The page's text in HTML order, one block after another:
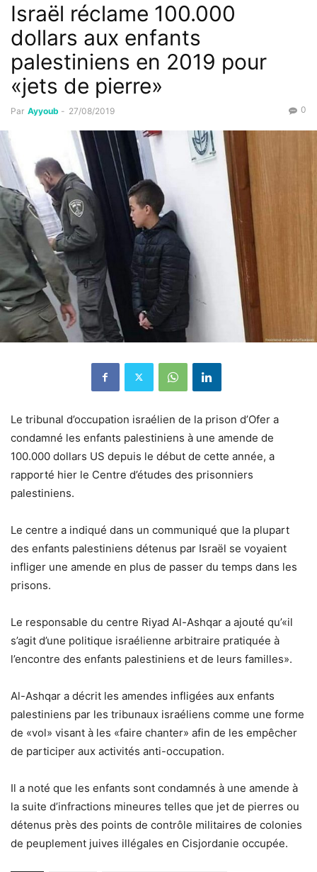
Israël réclame 100.000
dollars aux enfants
palestiniens en 2019 pour
«jets de pierre»
Par Ayyoub - 27/08/2019 0
Le tribunal d’occupation israélien de la prison d’Ofer a
condamné les enfants palestiniens à une amende de
100.000 dollars US depuis le début de cette année, a
rapporté hier le Centre d’études des prisonniers
palestiniens.
Le centre a indiqué dans un communiqué que la plupart
des enfants palestiniens détenus par Israël se voyaient
infliger une amende en plus de passer du temps dans les
prisons.
Le responsable du centre Riyad Al-Ashqar a ajouté qu’«il
s’agit d’une politique israélienne arbitraire pratiquée à
l’encontre des enfants palestiniens et de leurs familles».
Al-Ashqar a décrit les amendes infligées aux enfants
palestiniens par les tribunaux israéliens comme une forme
de «vol» visant à les «faire chanter» afin de les empêcher
de participer aux activités anti-occupation.
Il a noté que les enfants sont condamnés à une amende à
la suite d’infractions mineures telles que jet de pierres ou
détenus près des points de contrôle militaires de colonies
de peuplement juives illégales en Cisjordanie occupée.